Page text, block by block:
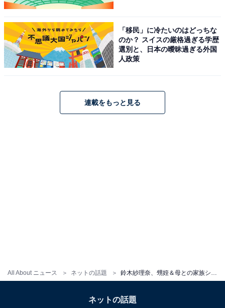
All About ニュース ネットの話題
「移民」に冷たいのはどっちな
のか？ スイスの厳格過ぎる学歴
選別と、日本の曖昧過ぎる外国
人政策
連載をもっと見る
ネットの話題